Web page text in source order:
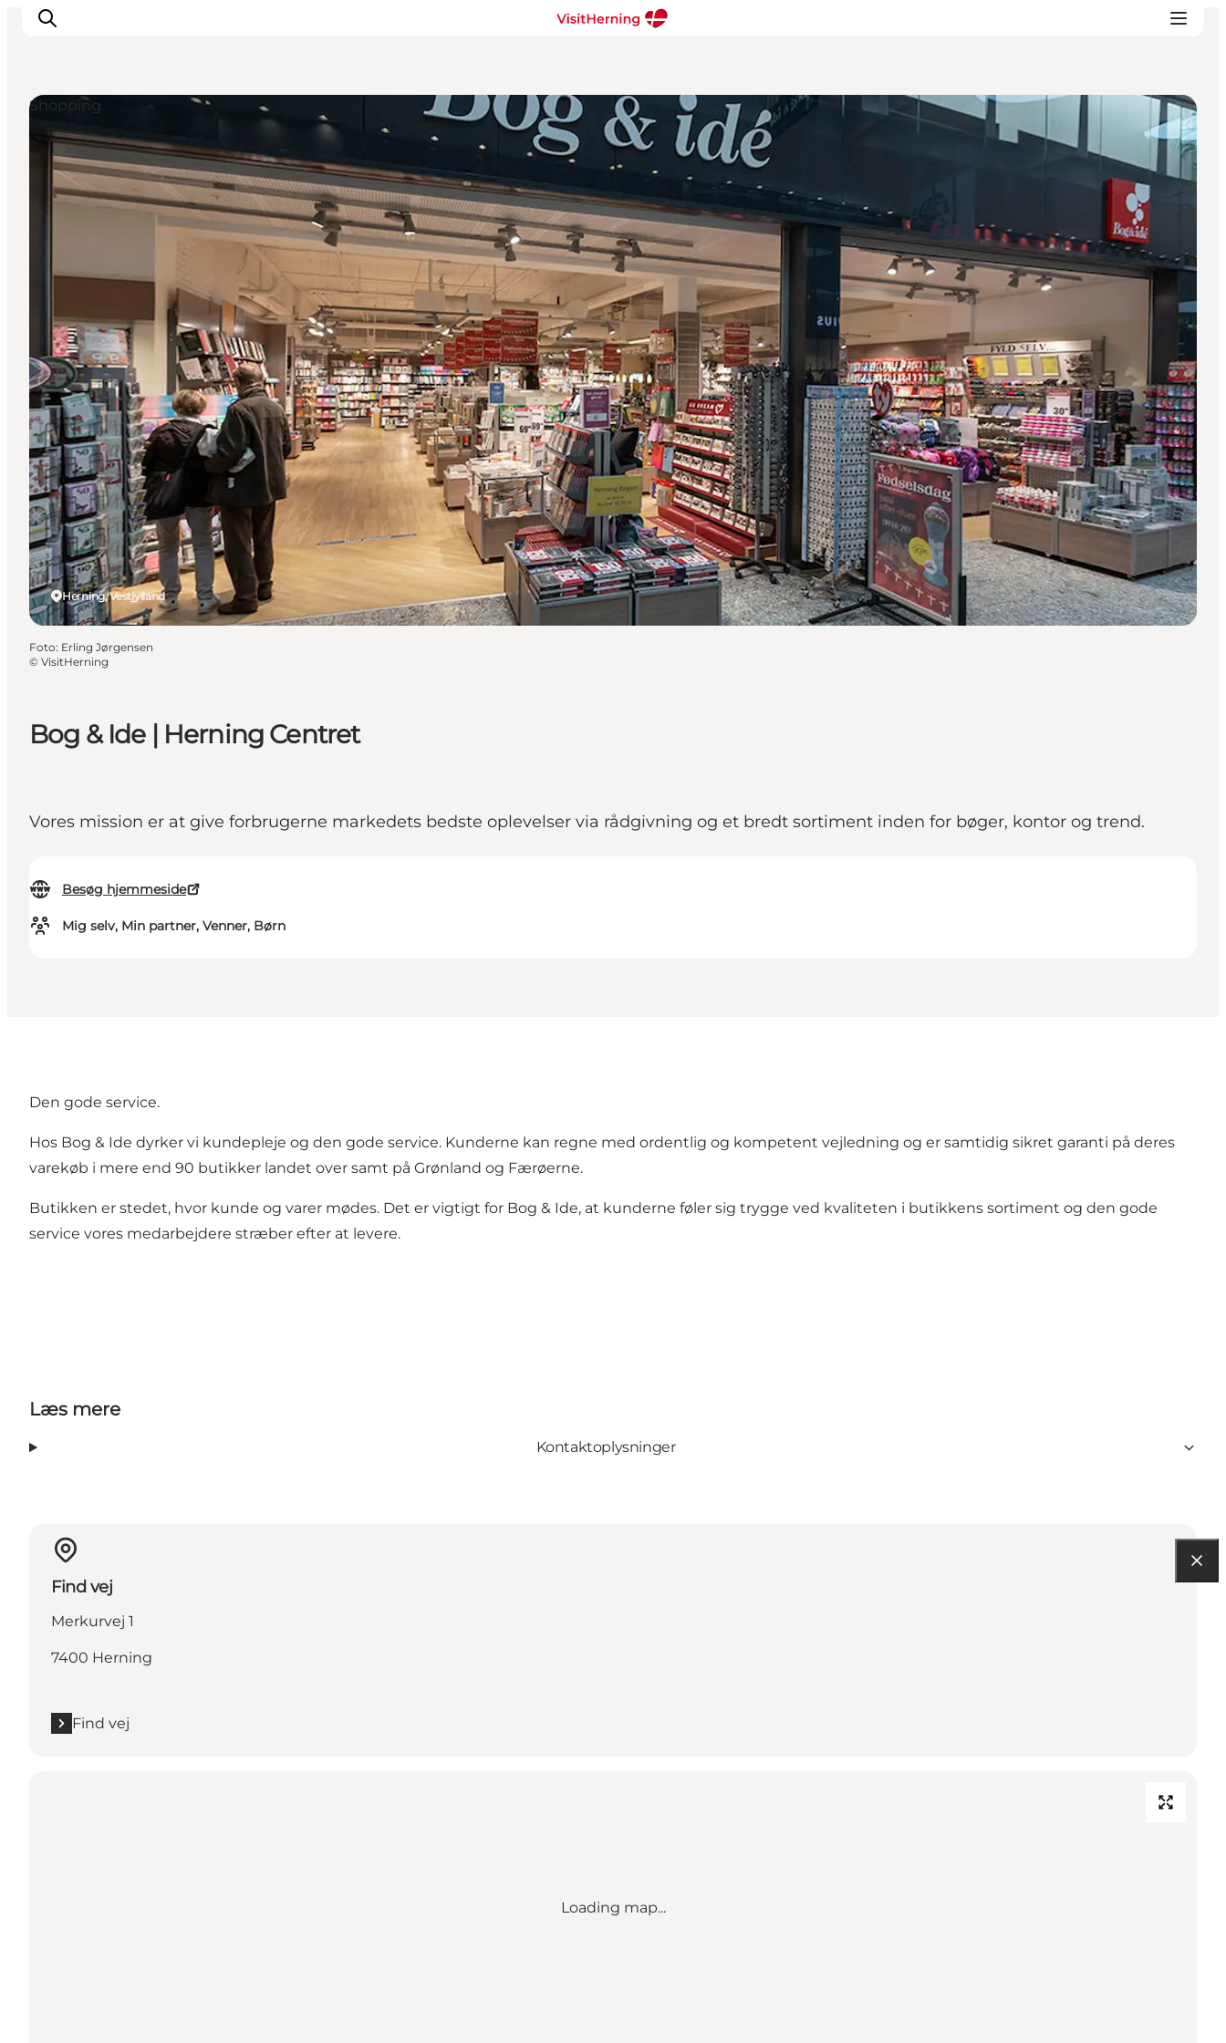
Det sker
Spis, drik og shop
Kunstlandet
Sov godt
Book overnatning
Bog & Ide | Herning Centret
Vores mission er at give forbrugerne markedets bedste oplevelser via rådgivning og et bredt sortiment inden for bøger, kontor og trend.
Besøg hjemmeside
Mig selv, Min partner, Venner, Børn
Herning, Vestjylland
Shopping
Foto: Erling Jørgensen
© VisitHerning
Den gode service.
Hos Bog & Ide dyrker vi kundepleje og den gode service. Kunderne kan regne med ordentlig og kompetent vejledning og er samtidig sikret garanti på deres
varekøb i mere end 90 butikker landet over samt på Grønland og Færøerne.
Butikken er stedet, hvor kunde og varer mødes. Det er vigtigt for Bog & Ide, at kunderne føler sig trygge ved kvaliteten i butikkens sortiment og den gode
service vores medarbejdere stræber efter at levere.
Læs mere
Kontaktoplysninger
Find vej
Merkurvej 1
7400 Herning
Find vej
Loading map...